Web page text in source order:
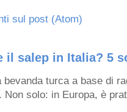
sul post (Atom)
il salep in Italia? 5
turca a base di
Non solo: in Europa, è